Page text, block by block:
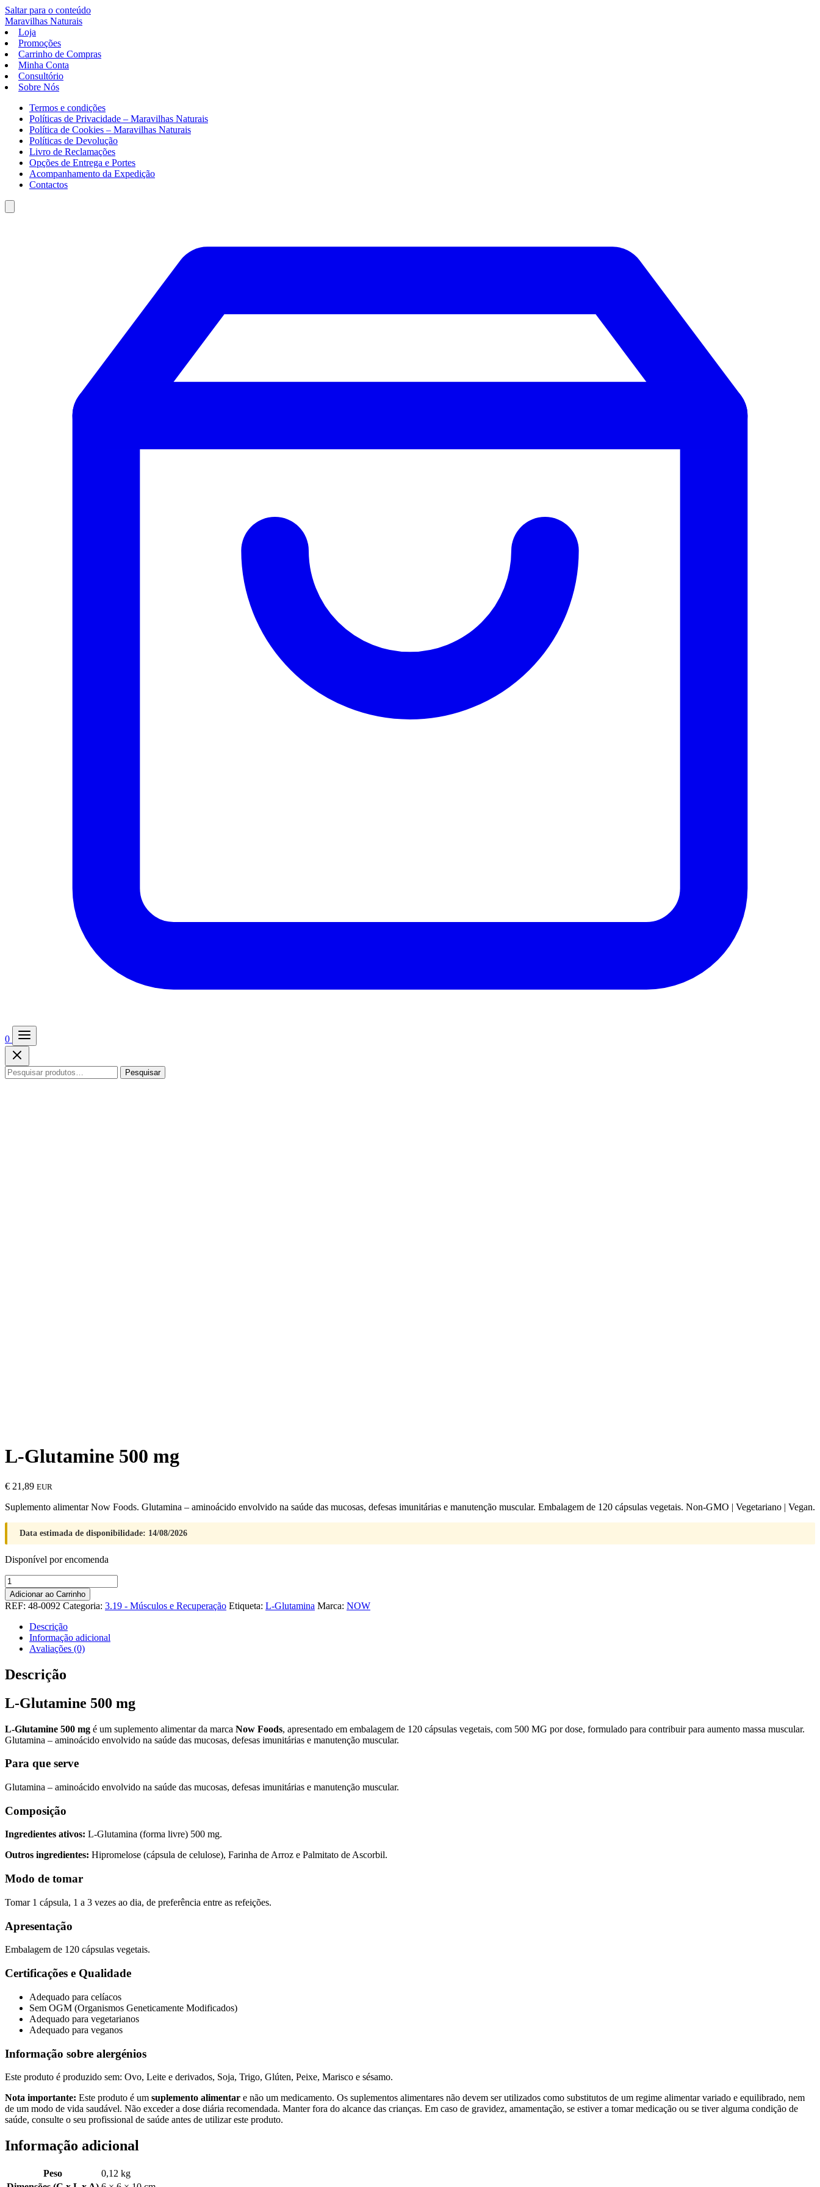
Saltar para o conteúdo
Maravilhas Naturais
Loja
Promoções
Carrinho de Compras
Minha Conta
Consultório
Sobre Nós
Termos e condições
Políticas de Privacidade – Maravilhas Naturais
Política de Cookies – Maravilhas Naturais
Políticas de Devolução
Livro de Reclamações
Opções de Entrega e Portes
Acompanhamento da Expedição
Contactos
0
Pesquisar
L-Glutamine 500 mg
€ 21,89 EUR
Suplemento alimentar Now Foods. Glutamina – aminoácido envolvido na saúde das mucosas, defesas imunitárias e manutenção muscular. Embalagem de 120 cápsulas vegetais. Non-GMO | Vegetariano | Vegan.
Data estimada de disponibilidade: 14/08/2026
Disponível por encomenda
Quantidade
de
L-
Glutamine
Adicionar ao Carrinho
REF: 48-0092 Categoria: 3.19 - Músculos e Recuperação Etiqueta: L-Glutamina Marca: NOW
Descrição
Informação adicional
Avaliações (0)
Descrição
L-Glutamine 500 mg
L-Glutamine 500 mg é um suplemento alimentar da marca Now Foods, apresentado em embalagem de 120 cápsulas vegetais, com 500 MG por dose, formulado para contribuir para aumento massa muscular.
Glutamina – aminoácido envolvido na saúde das mucosas, defesas imunitárias e manutenção muscular.
Para que serve
Glutamina – aminoácido envolvido na saúde das mucosas, defesas imunitárias e manutenção muscular.
Composição
Ingredientes ativos: L-Glutamina (forma livre) 500 mg.
Outros ingredientes: Hipromelose (cápsula de celulose), Farinha de Arroz e Palmitato de Ascorbil.
Modo de tomar
Tomar 1 cápsula, 1 a 3 vezes ao dia, de preferência entre as refeições.
Apresentação
Embalagem de 120 cápsulas vegetais.
Certificações e Qualidade
Adequado para celíacos
Sem OGM (Organismos Geneticamente Modificados)
Adequado para vegetarianos
Adequado para veganos
Informação sobre alergénios
Este produto é produzido sem: Ovo, Leite e derivados, Soja, Trigo, Glúten, Peixe, Marisco e sésamo.
Nota importante: Este produto é um suplemento alimentar e não um medicamento. Os suplementos alimentares não devem ser utilizados como substitutos de um regime alimentar variado e equilibrado, nem
de um modo de vida saudável. Não exceder a dose diária recomendada. Manter fora do alcance das crianças. Em caso de gravidez, amamentação, se estiver a tomar medicação ou se tiver alguma condição de
saúde, consulte o seu profissional de saúde antes de utilizar este produto.
Informação adicional
Peso
0,12 kg